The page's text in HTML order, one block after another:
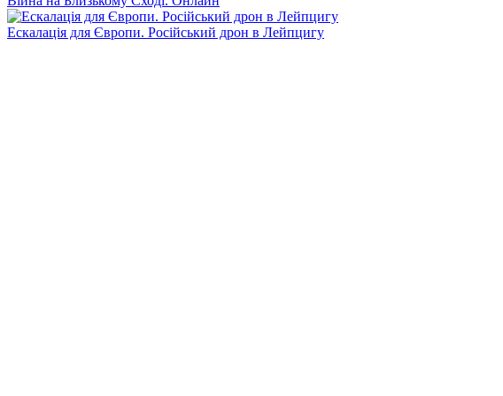
Ескалація для Європи. Російський дрон в Лейпцигу